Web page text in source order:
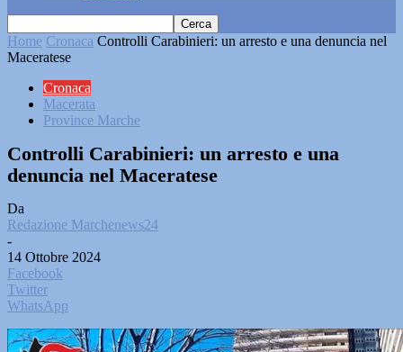
Home Cronaca Controlli Carabinieri: un arresto e una denuncia nel
Maceratese
Cronaca
Macerata
Province Marche
Controlli Carabinieri: un arresto e una
denuncia nel Maceratese
Da
Redazione Marchenews24
-
14 Ottobre 2024
Facebook
Twitter
WhatsApp